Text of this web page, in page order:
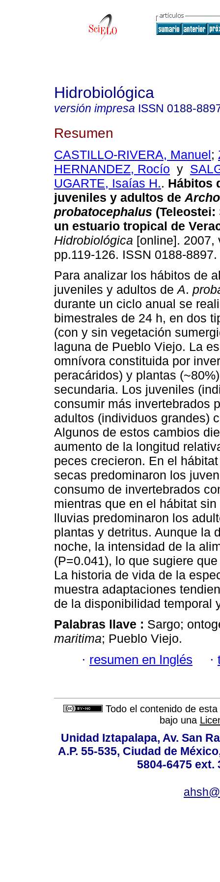
Hidrobiológica
versión impresa ISSN 0188-
Resumen
CASTILLO-RIVERA, Manuel;
HERNANDEZ, Rocío y
UGARTE, Isaías H.. Hábitos
juveniles y adultos de
probatocephalus (Teleostei:
un estuario tropical de
Hidrobiológica [online]. 2007,
pp.119-126. ISSN 0188-8897.
Para analizar los hábitos de
juveniles y adultos deA.
durante un ciclo anual se
bimestrales de 24 h, en dos
(con y sin vegetación
laguna de Pueblo Viejo. La
omnívora constituida por
peracáridos) y plantas
secundaria. Los juveniles
consumir más invertebrados
adultos (individuos grandes)
Algunos de estos cambios
aumento de la longitud
peces crecieron. En el
secas predominaron los
consumo de invertebrados
mientras que en el hábitat
lluvias predominaron los
plantas y detritus. Aunque la
noche, la intensidad de la
(P=0.041), lo que sugiere
La historia de vida de la
muestra adaptaciones
de la disponibilidad temporal
Palabras llave : Sargo;
maritima; Pueblo Viejo.
· resumen en Inglés ·
Todo el contenido de
bajo una
Unidad Iztapalapa, Av. San
A.P. 55-535, Ciudad de
5804-6475 ext.